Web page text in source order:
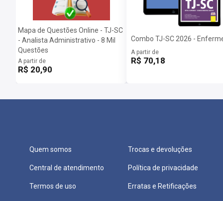
Mapa de Questões Online - TJ-SC
- Analista Administrativo - 8 Mil
Questões
A partir de
R$ 20,90
Combo TJ-SC 2026 -
A partir de
R$ 70,18
Quem somos Trocas e devoluções
Central de atendimento Política de privacidade
Termos de uso Erratas e Retificações